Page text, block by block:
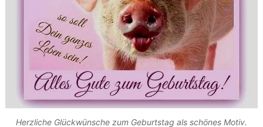
Herzliche Glückwünsche zum Geburtstag als schönes Motiv.